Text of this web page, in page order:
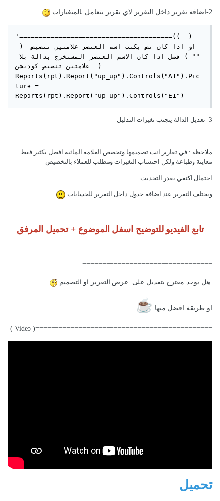
2-اضافة تقرير داخل التقرير لاي تقرير يتعامل بالمتغيارات
'=======================================((  )
او اذا كان نص يكتب اسم العنصر علامتين تنصيص  (
"" ) فصل اذا كان الاسم العنصر المستخرج بدالة بلا
علامتين تنصيص كوديشن  )
Reports(rpt).Report("up_up").Controls("A1").Pic
ture =
Reports(rpt).Report("up_up").Controls("E1")
3- تعديل الدالة يتجنب تغيرات التذليل
ملاحظة : في تقارير انت تصميمها وتخصص العلامة المائية افضل بكثير فقط
معاينة وطباعة ولكن احتساب التغيرات ومطلب للعملاء بالتخصيص
احتمال اكتفي بقدر التحديث
ويختلف التقرير عند اضافة جدول داخل التقرير للحسابات
تابع الفيديو للتوضيح اسفل الموضوع + تحميل المرفق
=================================
هل يوجد مقترح بتعديل على عرض التقرير او التصميم
او طريقة افضل منها ☕
=============================================( Video )
تحميل